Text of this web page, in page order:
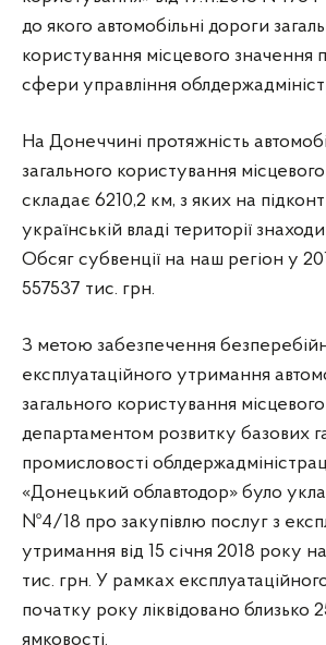
до якого автомобільні дороги
користування місцевого значення
сфери управління
На Донеччині протяжність
загального користування
складає 6210,2 км, з яких на
українській владі території
Обсяг субвенції на наш регіон у
557537 тис. грн.
З метою забезпечення
експлуатаційного утримання
загального користування
департаментом розвитку базових
промисловості
«Донецький облавтодор» було
№4/18 про закупівлю послуг з
утримання від 15 січня 2018 року
тис. грн. У рамках
початку року ліквідовано близько
ямковості.